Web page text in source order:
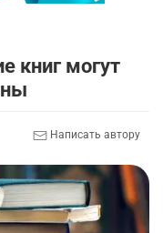
книг могут
Написать автору